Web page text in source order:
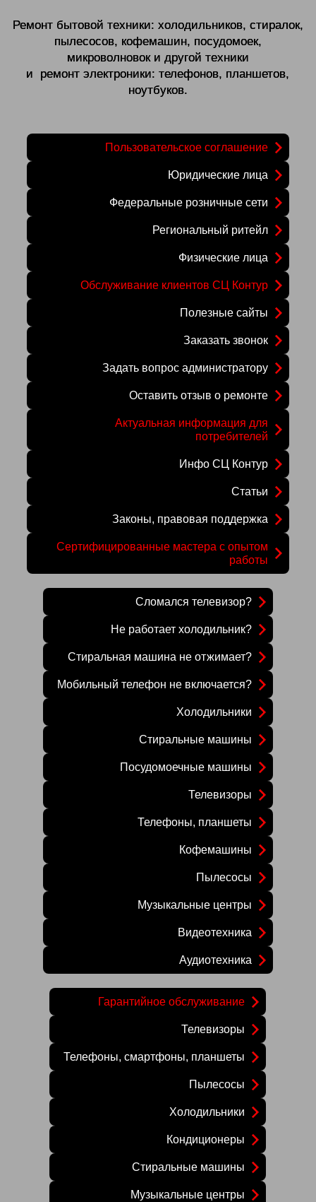
Ремонт бытовой техники: холодильников, стиралок,
пылесосов, кофемашин, посудомоек,
микроволновок и другой техники
и ремонт электроники: телефонов, планшетов,
ноутбуков.
Пользовательское соглашение
Юридические лица
Федеральные розничные сети
Региональный ритейл
Физические лица
Обслуживание клиентов СЦ Контур
Полезные сайты
Заказать звонок
Задать вопрос администратору
Оставить отзыв о ремонте
Актуальная информация для
потребителей
Инфо СЦ Контур
Статьи
Законы, правовая поддержка
Сертифицированные мастера с опытом
работы
Сломался телевизор?
Не работает холодильник?
Стиральная машина не отжимает?
Мобильный телефон не включается?
Холодильники
Стиральные машины
Посудомоечные машины
Телевизоры
Телефоны, планшеты
Кофемашины
Пылесосы
Музыкальные центры
Видеотехника
Аудиотехника
Гарантийное обслуживание
Телевизоры
Телефоны, смартфоны, планшеты
Пылесосы
Холодильники
Кондиционеры
Стиральные машины
Музыкальные центры